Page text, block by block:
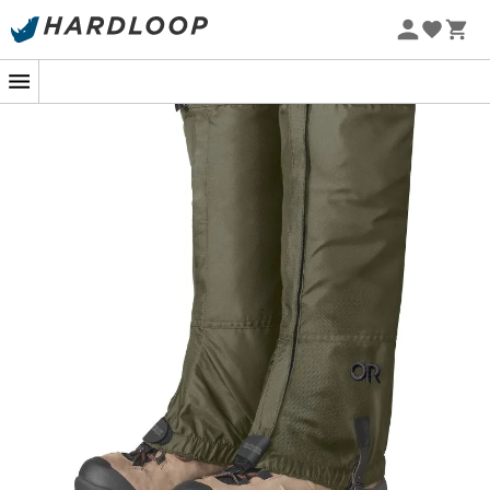
Zomeraanbiedingen 🔥 -5% EXTRA vanaf 2 producten* met
Stel je een tocht voor in de natuur, waar elke stap een
avontuur is en waar muggen niet uitgenodigd zijn op
het feest. Dat is het speelterrein van de
Insect Shield
Rocky Mountain High Gaiters
vanOutdoor Research
ontworpen voor ervaren ontdekkingsreizigers en
liefhebbers van de buitenlucht. Deze gamaschen
volledige bescherming
tegen zespotige
Insect Shield® technologie
innovatie die je uitrusting verandert in een bolwerk
teken en anderestekende insecten
terwijl het zacht blijft voor de huid.
Hun constructie vanPackcloth-stofgeeft ze een
ongeëvenaarde robuustheid, ideaal om de meest
ruige paden te trotseren. Hetgespsluitingssysteem